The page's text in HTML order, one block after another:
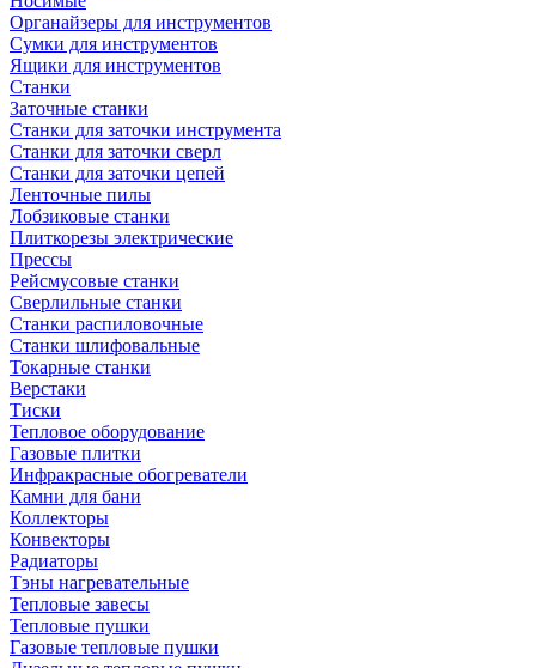
Органайзеры для инструментов
Сумки для инструментов
Ящики для инструментов
Станки
Заточные станки
Станки для заточки инструмента
Станки для заточки сверл
Станки для заточки цепей
Ленточные пилы
Лобзиковые станки
Плиткорезы электрические
Прессы
Рейсмусовые станки
Сверлильные станки
Станки распиловочные
Станки шлифовальные
Токарные станки
Верстаки
Тиски
Тепловое оборудование
Газовые плитки
Инфракрасные обогреватели
Камни для бани
Коллекторы
Конвекторы
Радиаторы
Тэны нагревательные
Тепловые завесы
Тепловые пушки
Газовые тепловые пушки